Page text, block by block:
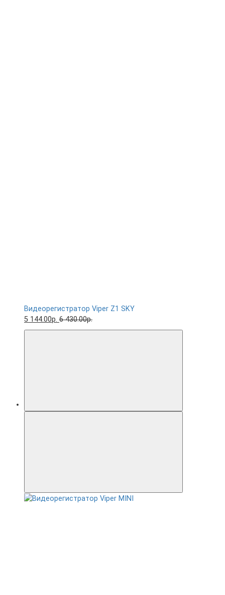
Видеорегистратор Viper Z1 SKY
5 144.00р. 6 430.00р.